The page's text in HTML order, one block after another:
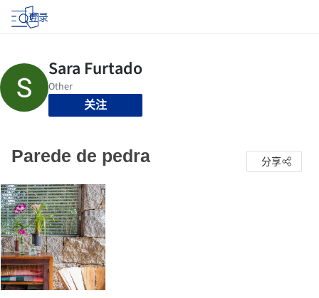
登录
关注
Parede de pedra 分享